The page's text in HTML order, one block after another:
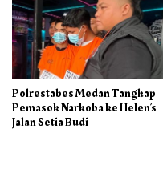
Polrestabes Medan Tangkap
Pemasok Narkoba ke Helen’s
Jalan Setia Budi